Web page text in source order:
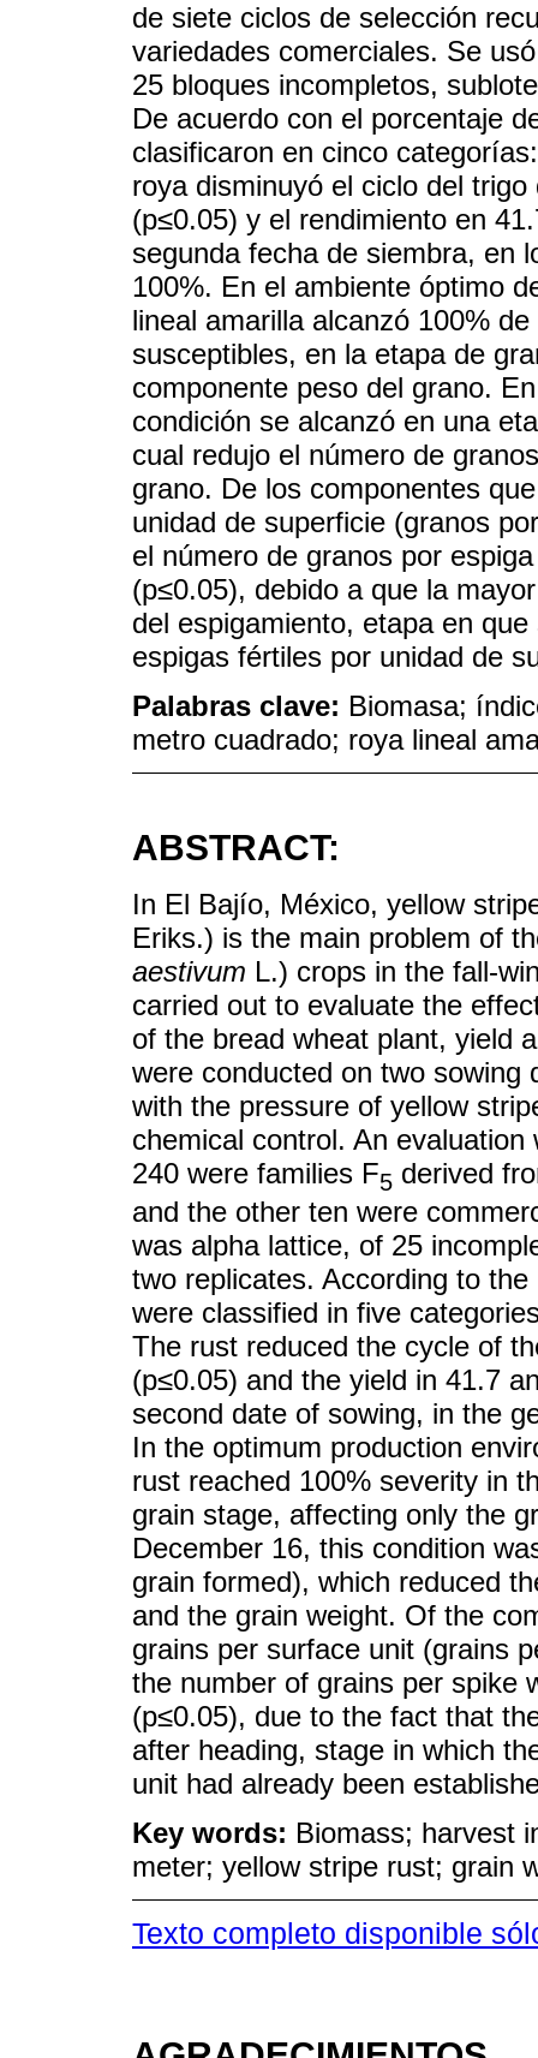
de siete ciclos de selección
variedades comerciales. Se
25 bloques incompletos,
De acuerdo con el porcentaje
clasificaron en cinco
roya disminuyó el ciclo del
(p≤0.05) y el rendimiento en
segunda fecha de siembra, en
100%. En el ambiente óptimo
lineal amarilla alcanzó 100%
susceptibles, en la etapa de
componente peso del grano.
condición se alcanzó en una
cual redujo el número de
grano. De los componentes
unidad de superficie (granos
el número de granos por
(p≤0.05), debido a que la
del espigamiento, etapa en
espigas fértiles por unidad de
Palabras clave: Biomasa;
metro cuadrado; roya lineal
ABSTRACT:
In El Bajío, México, yellow
Eriks.) is the main problem of
aestivum L.) crops in the fall-
carried out to evaluate the
of the bread wheat plant, yield
were conducted on two sowing
with the pressure of yellow
chemical control. An
240 were families F5 derived
and the other ten were
was alpha lattice, of 25
two replicates. According to
were classified in five
The rust reduced the cycle of
(p≤0.05) and the yield in 41.7
second date of sowing, in the
In the optimum production
rust reached 100% severity in
grain stage, affecting only the
December 16, this condition
grain formed), which reduced
and the grain weight. Of the
grains per surface unit (grains
the number of grains per spike
(p≤0.05), due to the fact that
after heading, stage in which
unit had already been
Key words: Biomass; harvest
meter; yellow stripe rust; grain
Texto completo disponible